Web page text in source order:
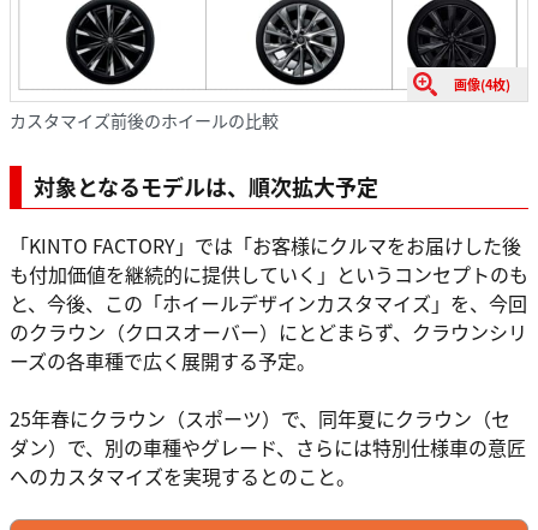
画像(4枚)
カスタマイズ前後のホイールの比較
対象となるモデルは、順次拡大予定
「KINTO FACTORY」では「お客様にクルマをお届けした後
も付加価値を継続的に提供していく」というコンセプトのも
と、今後、この「ホイールデザインカスタマイズ」を、今回
のクラウン（クロスオーバー）にとどまらず、クラウンシリ
ーズの各車種で広く展開する予定。
25年春にクラウン（スポーツ）で、同年夏にクラウン（セ
ダン）で、別の車種やグレード、さらには特別仕様車の意匠
へのカスタマイズを実現するとのこと。